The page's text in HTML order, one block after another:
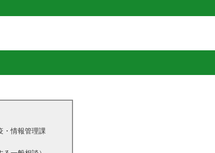
・情報管理課